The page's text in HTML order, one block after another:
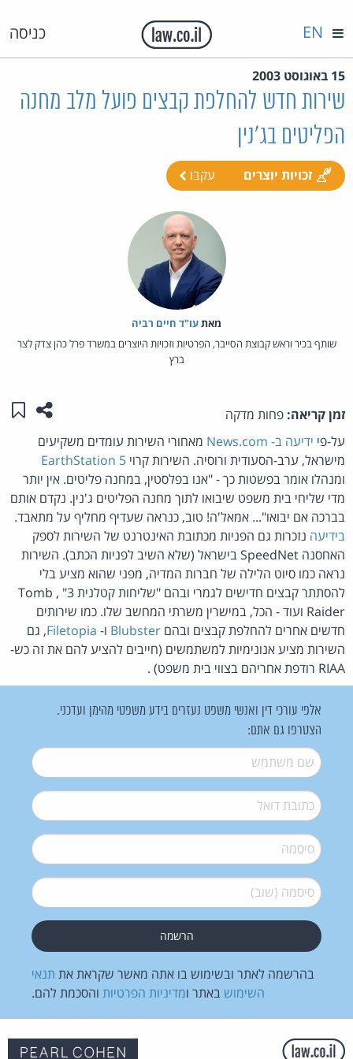
כניסה EN
15 באוגוסט 2003
שירות חדש להחלפת קבצים פועל מלב מחנה
הפליטים בג'נין
זכויות יוצרים עקבו
מאת‏עו"ד חיים רביה
שותף בכיר וראש קבוצת הסייבר, הפרטיות וזכויות היוצרים במשרד פרל כהן צדק לצר
ברץ
זמן קריאה: פחות מדקה שתפו
על-פי ידיעה ב- News.com
מאחורי השירות עומדים משקיעים
מישראל, ערב-הסעודית ורוסיה. השירות קרוי EarthStation 5
ומנהלו אומר בפשטות כך - "אנו בפלסטין, במחנה פליטים. אין יותר
מדי שליחי בית משפט שיבואו לתוך מחנה הפליטים ג'נין. נקדם אותם
בברכה אם יבואו"... אמאל'ה! טוב, כנראה שעדיף מחליף על מתאבד.
בידיעה נזכרות גם הפניות מכתובת האינטרנט של השירות לספק
האחסנה SpeedNet בישראל (שלא השיב לפניות הכתב). השירות
נראה כמו סיוט הלילה של חברות המדיה, מפני שהוא מציע בלי
להסתתר קבצים חדישים לגמרי ובהם "שליחות קטלנית 3" , Tomb
Raider ועוד - הכל, במישרין משרתי המחשב שלו. כמו שירותים
חדשים אחרים להחלפת קבצים ובהם Blubster ו- Filetopia, גם
השירות מציע אנונימיות למשתמשים (חייבים להציע להם את זה כש-
RIAA רודפת אחריהם בצווי בית משפט) .
אלפי עורכי דין ואנשי משפט נעזרים בידע משפטי מהימן ועדכני.
הצטרפו גם אתם:
שם משתמש*
דואל*
סיסמה*
סיסמה (שוב)*
בהרשמה לאתר ובשימוש בו אתה מאשר שקראת את תנאי
השימוש באתר ומדיניות הפרטיות והסכמת להם.